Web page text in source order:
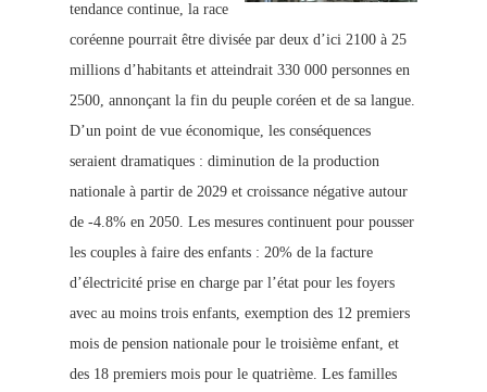
tendance continue, la race
coréenne pourrait être divisée par deux d’ici 2100 à 25
millions d’habitants et atteindrait 330 000 personnes en
2500, annonçant la fin du peuple coréen et de sa langue.
D’un point de vue économique, les conséquences
seraient dramatiques : diminution de la production
nationale à partir de 2029 et croissance négative autour
de -4.8% en 2050. Les mesures continuent pour pousser
les couples à faire des enfants : 20% de la facture
d’électricité prise en charge par l’état pour les foyers
avec au moins trois enfants, exemption des 12 premiers
mois de pension nationale pour le troisième enfant, et
des 18 premiers mois pour le quatrième. Les familles